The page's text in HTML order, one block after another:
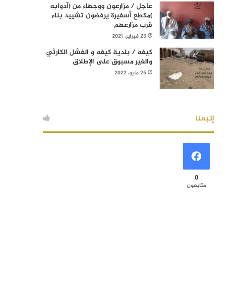
عاجل / مزارعون ووجهاء من (آدوابه
)مكطع أسفيرة يرفضون تشييد بناء
قرب مزارعهم
23 فبراير، 2021
كيفه / بلدية كيفه و الفشل الكارثي
والغير مسبوق على الإطلاق
25 مايو، 2022
إتبعنا
0
متابعون